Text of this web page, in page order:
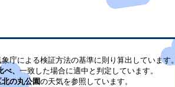
庁による検証方法の基準に則り算出しています。
、 一致した場合に適中と判定しています。
の丸公園の天気を参照しています。